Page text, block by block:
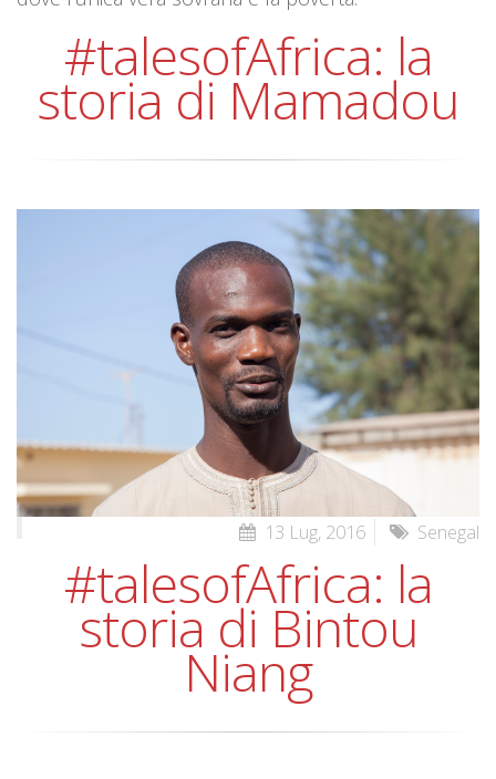
#talesofAfrica: la
storia di Mamadou
13 Lug, 2016 Senegal
#talesofAfrica: la
storia di Bintou
Niang